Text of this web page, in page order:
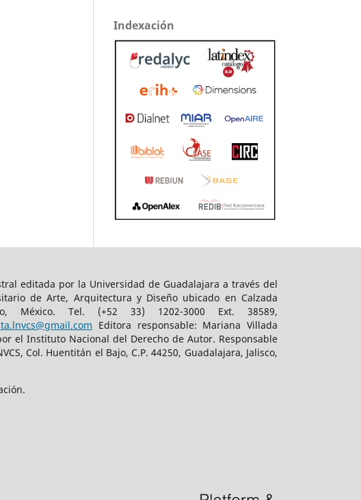
Indexación
editada por la Universidad de Guadalajara a través del
de Arte, Arquitectura y Diseño ubicado en Calzada
México. Tel. (+52 33) 1202-3000 Ext. 38589,
Editora responsable: Mariana Villada
el Instituto Nacional del Derecho de Autor. Responsable
Col. Huentitán el Bajo, C.P. 44250, Guadalajara, Jalisco,